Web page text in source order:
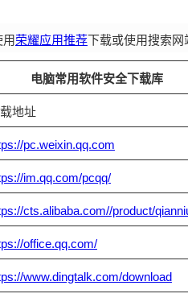
荣耀应用推荐下载或使用搜索网
电脑常用软件安全下载库
地址
pc.weixin.qq.com
im.qq.com/pcqq/
cts.alibaba.com//product/
office.qq.com/
www.dingtalk.com/download